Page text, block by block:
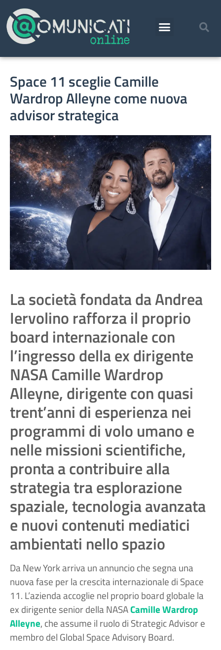
Space 11 sceglie Camille
Wardrop Alleyne come nuova
advisor strategica
La società fondata da Andrea
Iervolino rafforza il proprio
board internazionale con
l’ingresso della ex dirigente
NASA Camille Wardrop
Alleyne, dirigente con quasi
trent’anni di esperienza nei
programmi di volo umano e
nelle missioni scientifiche,
pronta a contribuire alla
strategia tra esplorazione
spaziale, tecnologia avanzata
e nuovi contenuti mediatici
ambientati nello spazio
Da New York arriva un annuncio che segna una
nuova fase per la crescita internazionale di Space
11. L’azienda accoglie nel proprio board globale la
ex dirigente senior della NASACamille Wardrop
Alleyne, che assume il ruolo di Strategic Advisor e
membro del Global Space Advisory Board.